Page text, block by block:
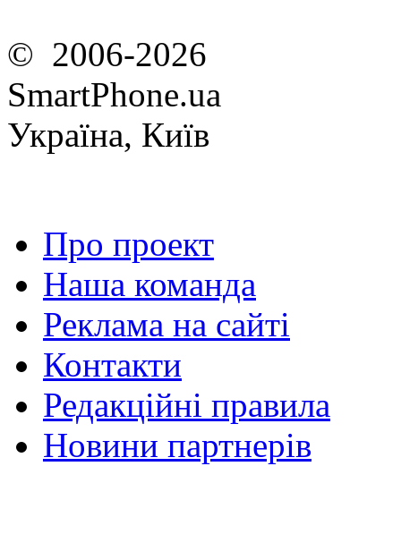
© 2006-2026
SmartPhone.ua
Україна, Київ
Про проект
Наша команда
Реклама на сайті
Контакти
Редакційні правила
Новини партнерів